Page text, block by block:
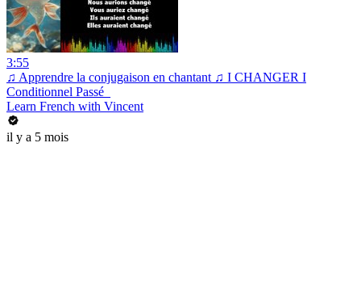
3:55
♫ Apprendre la conjugaison en chantant ♫ I CHANGER I
Conditionnel Passé_
Learn French with Vincent
il y a 5 mois